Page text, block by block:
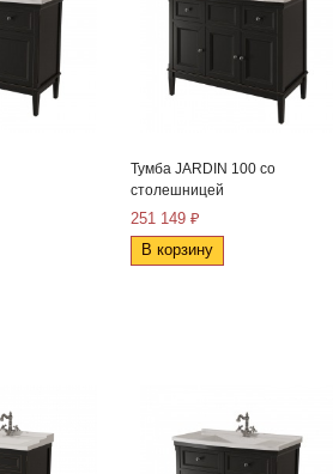
Тумба JARDIN 100 со
столешницей
251 149 ₽
В корзину